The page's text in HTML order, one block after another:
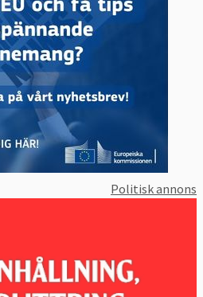
på att nya, mer
om straff för
bland annat att
ska kunna stängas av.
har dock förnekat detta.
av EU:s
parlamentet för att det
juli 2012röstade
nej till Actaavtalet.Politisk annons